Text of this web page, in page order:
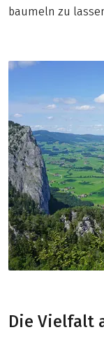
baumeln zu
Die Vielfalt